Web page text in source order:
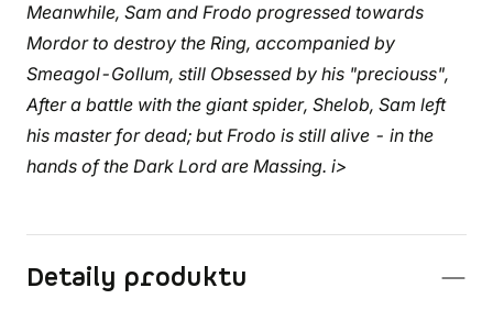
Meanwhile, Sam and Frodo progressed towards
Mordor to destroy the Ring, accompanied by
Smeagol-Gollum, still Obsessed by his "preciouss",
After a battle with the giant spider, Shelob, Sam left
his master for dead; but Frodo is still alive - in the
hands of the Dark Lord are Massing. i>
Detaily produktu